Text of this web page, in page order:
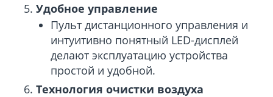
Удобное управление
Пульт дистанционного управления и
интуитивно понятный LED-дисплей
делают эксплуатацию устройства
простой и удобной.
Технология очистки воздуха